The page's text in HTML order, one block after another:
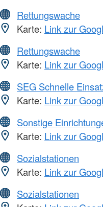
Rettungswache
Karte: Link zur
Rettungswache
Karte: Link zur
SEG Schnelle
Karte: Link zur
Sonstige
Karte: Link zur
Sozialstationen
Karte: Link zur
Sozialstationen